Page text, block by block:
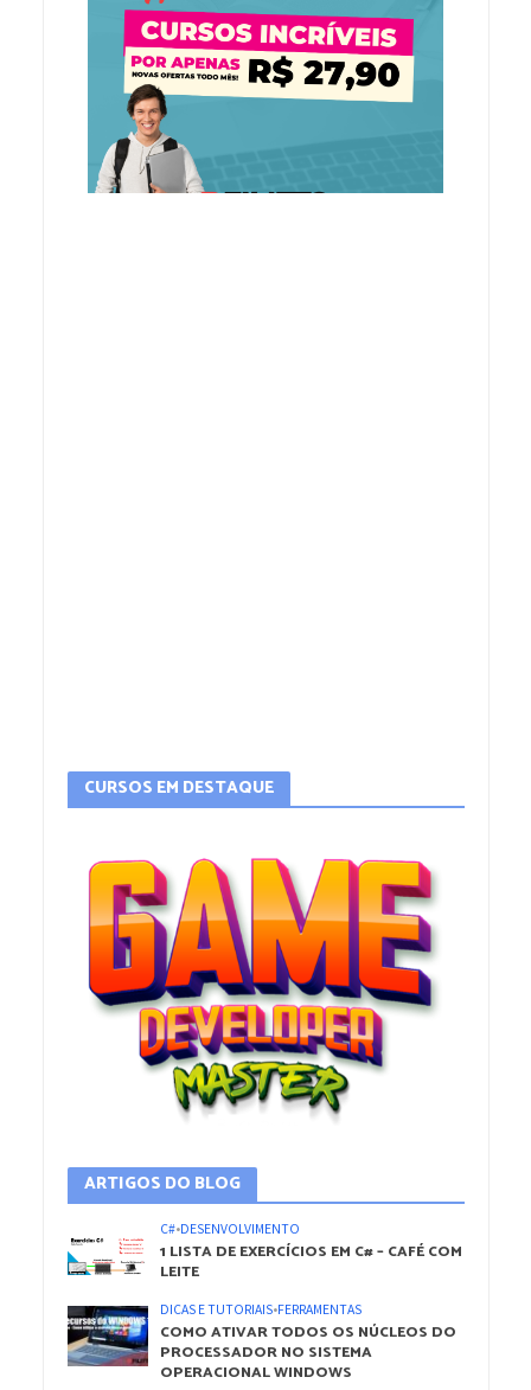
CURSOS EM DESTAQUE
ARTIGOS DO BLOG
C#•DESENVOLVIMENTO
1 LISTA DE EXERCÍCIOS EM C# – CAFÉ COM
LEITE
DICAS E TUTORIAIS•FERRAMENTAS
COMO ATIVAR TODOS OS NÚCLEOS DO
PROCESSADOR NO SISTEMA
OPERACIONAL WINDOWS